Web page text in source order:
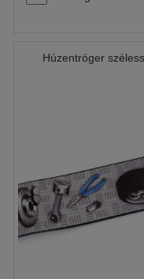
Húzentróger